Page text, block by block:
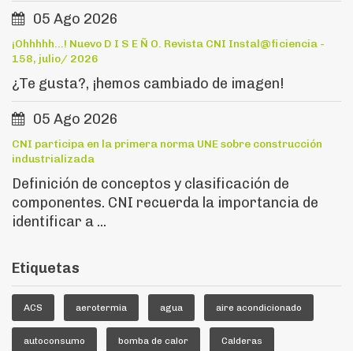
05 Ago 2026
¡Ohhhhh...! Nuevo D I S E Ñ O. Revista CNI Instal@ficiencia -
158, julio/ 2026
¿Te gusta?, ¡hemos cambiado de imagen!
05 Ago 2026
CNI participa en la primera norma UNE sobre construcción
industrializada
Definición de conceptos y clasificación de
componentes. CNI recuerda la importancia de
identificar a ...
Etiquetas
ACS aerotermia agua aire acondicionado
autoconsumo bomba de calor Calderas